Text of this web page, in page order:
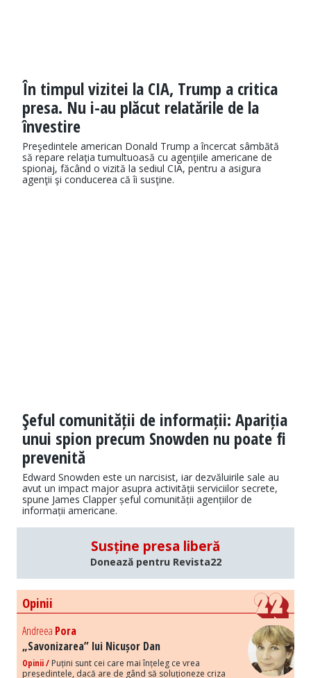
În timpul vizitei la CIA, Trump a critica
presa. Nu i-au plăcut relatările de la
învestire
Preşedintele american Donald Trump a încercat sâmbătă
să repare relaţia tumultuoasă cu agenţiile americane de
spionaj, făcând o vizită la sediul CIA, pentru a asigura
agenţii şi conducerea că îi susţine.
Şeful comunității de informații: Apariția
unui spion precum Snowden nu poate fi
prevenită
Edward Snowden este un narcisist, iar dezvăluirile sale au
avut un impact major asupra activității serviciilor secrete,
spune James Clapper șeful comunității agențiilor de
informații americane.
Susține presa liberă
Donează pentru Revista22
Opinii
Andreea Pora
„Savonizarea” lui Nicușor Dan
Opinii / Puțini sunt cei care mai înțeleg ce vrea
președintele, dacă are de gând să soluționeze criza